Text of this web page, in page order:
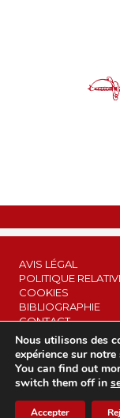
AVIS LÉGAL
POLITIQUE
COOKIES
BIBLIOGRAPHIE
CONTACT
RMCS © 2026
Nous utilisons des
expérience sur notre
You can find out
switch them off in
Accepter